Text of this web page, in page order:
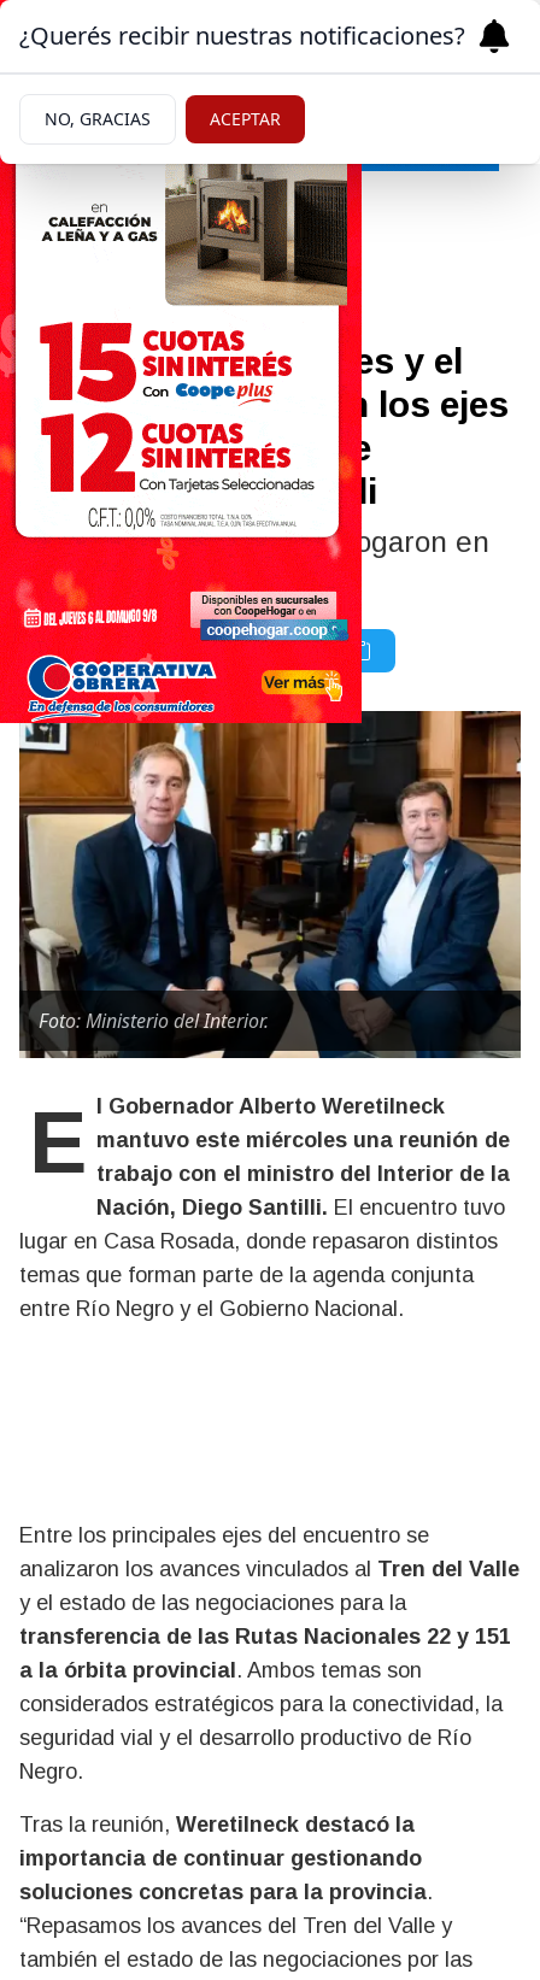
Las Rutas Nacionales y el
Tren del Valle fueron los ejes
de una reunión entre
Weretilneck y Santilli
Santilli y Weretilneck dialogaron en
Buenos Aires.
Foto: Ministerio del Interior.
El Gobernador Alberto Weretilneck mantuvo este miércoles una reunión de
trabajo con el ministro del Interior de la
Nación, Diego Santilli. El encuentro tuvo
lugar en Casa Rosada, donde repasaron distintos
temas que forman parte de la agenda conjunta
entre Río Negro y el Gobierno Nacional.
Entre los principales ejes del encuentro se
analizaron los avances vinculados al Tren del Valle
y el estado de las negociaciones para la
transferencia de las Rutas Nacionales 22 y 151
a la órbita provincial . Ambos temas son
considerados estratégicos para la conectividad, la
seguridad vial y el desarrollo productivo de Río
Negro.
Tras la reunión, Weretilneck destacó la
importancia de continuar gestionando
soluciones concretas para la provincia.
“Repasamos los avances del Tren del Valle y
también el estado de las negociaciones por las
¿Querés recibir nuestras notificaciones?
NO, GRACIAS ACEPTAR